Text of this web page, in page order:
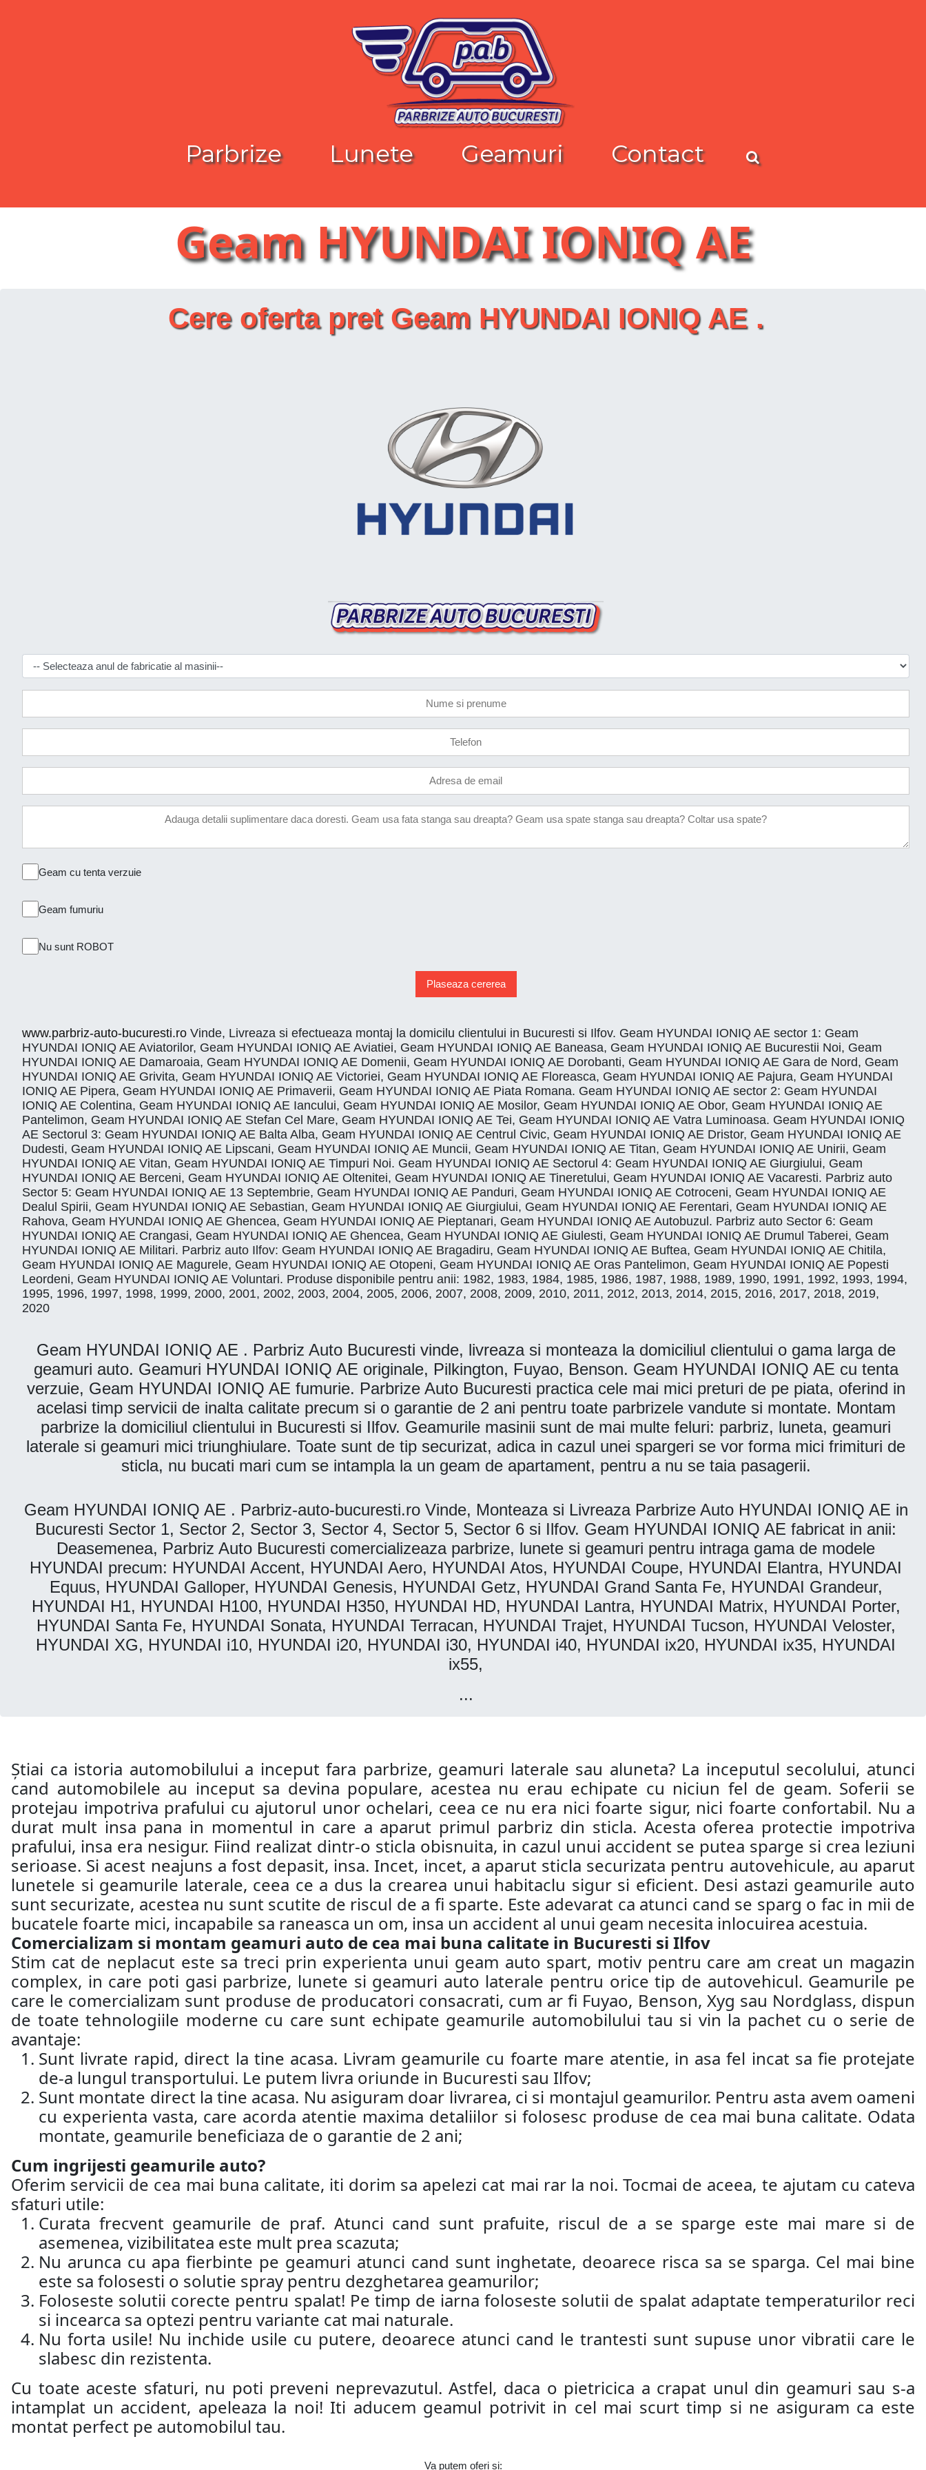
Parbrize Lunete Geamuri Contact
Geam HYUNDAI IONIQ AE
Cere oferta pret Geam HYUNDAI IONIQ AE .
Geam cu tenta verzuie
Geam fumuriu
Nu sunt ROBOT
Plaseaza cererea
www.parbriz-auto-bucuresti.ro Vinde, Livreaza si efectueaza montaj la domicilu clientului in Bucuresti si Ilfov. Geam HYUNDAI IONIQ AE sector 1: Geam
HYUNDAI IONIQ AE Aviatorilor, Geam HYUNDAI IONIQ AE Aviatiei, Geam HYUNDAI IONIQ AE Baneasa, Geam HYUNDAI IONIQ AE Bucurestii Noi, Geam
HYUNDAI IONIQ AE Damaroaia, Geam HYUNDAI IONIQ AE Domenii, Geam HYUNDAI IONIQ AE Dorobanti, Geam HYUNDAI IONIQ AE Gara de Nord, Geam
HYUNDAI IONIQ AE Grivita, Geam HYUNDAI IONIQ AE Victoriei, Geam HYUNDAI IONIQ AE Floreasca, Geam HYUNDAI IONIQ AE Pajura, Geam HYUNDAI
IONIQ AE Pipera, Geam HYUNDAI IONIQ AE Primaverii, Geam HYUNDAI IONIQ AE Piata Romana. Geam HYUNDAI IONIQ AE sector 2: Geam HYUNDAI
IONIQ AE Colentina, Geam HYUNDAI IONIQ AE Iancului, Geam HYUNDAI IONIQ AE Mosilor, Geam HYUNDAI IONIQ AE Obor, Geam HYUNDAI IONIQ AE
Pantelimon, Geam HYUNDAI IONIQ AE Stefan Cel Mare, Geam HYUNDAI IONIQ AE Tei, Geam HYUNDAI IONIQ AE Vatra Luminoasa. Geam HYUNDAI IONIQ
AE Sectorul 3: Geam HYUNDAI IONIQ AE Balta Alba, Geam HYUNDAI IONIQ AE Centrul Civic, Geam HYUNDAI IONIQ AE Dristor, Geam HYUNDAI IONIQ AE
Dudesti, Geam HYUNDAI IONIQ AE Lipscani, Geam HYUNDAI IONIQ AE Muncii, Geam HYUNDAI IONIQ AE Titan, Geam HYUNDAI IONIQ AE Unirii, Geam
HYUNDAI IONIQ AE Vitan, Geam HYUNDAI IONIQ AE Timpuri Noi. Geam HYUNDAI IONIQ AE Sectorul 4: Geam HYUNDAI IONIQ AE Giurgiului, Geam
HYUNDAI IONIQ AE Berceni, Geam HYUNDAI IONIQ AE Oltenitei, Geam HYUNDAI IONIQ AE Tineretului, Geam HYUNDAI IONIQ AE Vacaresti. Parbriz auto
Sector 5: Geam HYUNDAI IONIQ AE 13 Septembrie, Geam HYUNDAI IONIQ AE Panduri, Geam HYUNDAI IONIQ AE Cotroceni, Geam HYUNDAI IONIQ AE
Dealul Spirii, Geam HYUNDAI IONIQ AE Sebastian, Geam HYUNDAI IONIQ AE Giurgiului, Geam HYUNDAI IONIQ AE Ferentari, Geam HYUNDAI IONIQ AE
Rahova, Geam HYUNDAI IONIQ AE Ghencea, Geam HYUNDAI IONIQ AE Pieptanari, Geam HYUNDAI IONIQ AE Autobuzul. Parbriz auto Sector 6: Geam
HYUNDAI IONIQ AE Crangasi, Geam HYUNDAI IONIQ AE Ghencea, Geam HYUNDAI IONIQ AE Giulesti, Geam HYUNDAI IONIQ AE Drumul Taberei, Geam
HYUNDAI IONIQ AE Militari. Parbriz auto Ilfov: Geam HYUNDAI IONIQ AE Bragadiru, Geam HYUNDAI IONIQ AE Buftea, Geam HYUNDAI IONIQ AE Chitila,
Geam HYUNDAI IONIQ AE Magurele, Geam HYUNDAI IONIQ AE Otopeni, Geam HYUNDAI IONIQ AE Oras Pantelimon, Geam HYUNDAI IONIQ AE Popesti
Leordeni, Geam HYUNDAI IONIQ AE Voluntari. Produse disponibile pentru anii: 1982, 1983, 1984, 1985, 1986, 1987, 1988, 1989, 1990, 1991, 1992, 1993, 1994,
1995, 1996, 1997, 1998, 1999, 2000, 2001, 2002, 2003, 2004, 2005, 2006, 2007, 2008, 2009, 2010, 2011, 2012, 2013, 2014, 2015, 2016, 2017, 2018, 2019,
2020
Geam HYUNDAI IONIQ AE . Parbriz Auto Bucuresti vinde, livreaza si monteaza la domiciliul clientului o gama larga de
geamuri auto. Geamuri HYUNDAI IONIQ AE originale, Pilkington, Fuyao, Benson. Geam HYUNDAI IONIQ AE cu tenta
verzuie, Geam HYUNDAI IONIQ AE fumurie. Parbrize Auto Bucuresti practica cele mai mici preturi de pe piata, oferind in
acelasi timp servicii de inalta calitate precum si o garantie de 2 ani pentru toate parbrizele vandute si montate. Montam
parbrize la domiciliul clientului in Bucuresti si Ilfov. Geamurile masinii sunt de mai multe feluri: parbriz, luneta, geamuri
laterale si geamuri mici triunghiulare. Toate sunt de tip securizat, adica in cazul unei spargeri se vor forma mici frimituri de
sticla, nu bucati mari cum se intampla la un geam de apartament, pentru a nu se taia pasagerii.
Geam HYUNDAI IONIQ AE . Parbriz-auto-bucuresti.ro Vinde, Monteaza si Livreaza Parbrize Auto HYUNDAI IONIQ AE in
Bucuresti Sector 1, Sector 2, Sector 3, Sector 4, Sector 5, Sector 6 si Ilfov. Geam HYUNDAI IONIQ AE fabricat in anii:
Deasemenea, Parbriz Auto Bucuresti comercializeaza parbrize, lunete si geamuri pentru intraga gama de modele
HYUNDAI precum: HYUNDAI Accent, HYUNDAI Aero, HYUNDAI Atos, HYUNDAI Coupe, HYUNDAI Elantra, HYUNDAI
Equus, HYUNDAI Galloper, HYUNDAI Genesis, HYUNDAI Getz, HYUNDAI Grand Santa Fe, HYUNDAI Grandeur,
HYUNDAI H1, HYUNDAI H100, HYUNDAI H350, HYUNDAI HD, HYUNDAI Lantra, HYUNDAI Matrix, HYUNDAI Porter,
HYUNDAI Santa Fe, HYUNDAI Sonata, HYUNDAI Terracan, HYUNDAI Trajet, HYUNDAI Tucson, HYUNDAI Veloster,
HYUNDAI XG, HYUNDAI i10, HYUNDAI i20, HYUNDAI i30, HYUNDAI i40, HYUNDAI ix20, HYUNDAI ix35, HYUNDAI
ix55,
...
Știai ca istoria automobilului a inceput fara parbrize, geamuri laterale sau aluneta? La inceputul secolului, atunci
cand automobilele au inceput sa devina populare, acestea nu erau echipate cu niciun fel de geam. Soferii se
protejau impotriva prafului cu ajutorul unor ochelari, ceea ce nu era nici foarte sigur, nici foarte confortabil. Nu a
durat mult insa pana in momentul in care a aparut primul parbriz din sticla. Acesta oferea protectie impotriva
prafului, insa era nesigur. Fiind realizat dintr-o sticla obisnuita, in cazul unui accident se putea sparge si crea leziuni
serioase. Si acest neajuns a fost depasit, insa. Incet, incet, a aparut sticla securizata pentru autovehicule, au aparut
lunetele si geamurile laterale, ceea ce a dus la crearea unui habitaclu sigur si eficient. Desi astazi geamurile auto
sunt securizate, acestea nu sunt scutite de riscul de a fi sparte. Este adevarat ca atunci cand se sparg o fac in mii de
bucatele foarte mici, incapabile sa raneasca un om, insa un accident al unui geam necesita inlocuirea acestuia.
Comercializam si montam geamuri auto de cea mai buna calitate in Bucuresti si Ilfov
Stim cat de neplacut este sa treci prin experienta unui geam auto spart, motiv pentru care am creat un magazin
complex, in care poti gasi parbrize, lunete si geamuri auto laterale pentru orice tip de autovehicul. Geamurile pe
care le comercializam sunt produse de producatori consacrati, cum ar fi Fuyao, Benson, Xyg sau Nordglass, dispun
de toate tehnologiile moderne cu care sunt echipate geamurile automobilului tau si vin la pachet cu o serie de
avantaje:
Sunt livrate rapid, direct la tine acasa. Livram geamurile cu foarte mare atentie, in asa fel incat sa fie protejate
de-a lungul transportului. Le putem livra oriunde in Bucuresti sau Ilfov;
Sunt montate direct la tine acasa. Nu asiguram doar livrarea, ci si montajul geamurilor. Pentru asta avem oameni
cu experienta vasta, care acorda atentie maxima detaliilor si folosesc produse de cea mai buna calitate. Odata
montate, geamurile beneficiaza de o garantie de 2 ani;
Cum ingrijesti geamurile auto?
Oferim servicii de cea mai buna calitate, iti dorim sa apelezi cat mai rar la noi. Tocmai de aceea, te ajutam cu cateva
sfaturi utile:
Curata frecvent geamurile de praf. Atunci cand sunt prafuite, riscul de a se sparge este mai mare si de
asemenea, vizibilitatea este mult prea scazuta;
Nu arunca cu apa fierbinte pe geamuri atunci cand sunt inghetate, deoarece risca sa se sparga. Cel mai bine
este sa folosesti o solutie spray pentru dezghetarea geamurilor;
Foloseste solutii corecte pentru spalat! Pe timp de iarna foloseste solutii de spalat adaptate temperaturilor reci
si incearca sa optezi pentru variante cat mai naturale.
Nu forta usile! Nu inchide usile cu putere, deoarece atunci cand le trantesti sunt supuse unor vibratii care le
slabesc din rezistenta.
Cu toate aceste sfaturi, nu poti preveni neprevazutul. Astfel, daca o pietricica a crapat unul din geamuri sau s-a
intamplat un accident, apeleaza la noi! Iti aducem geamul potrivit in cel mai scurt timp si ne asiguram ca este
montat perfect pe automobilul tau.
Va putem oferi si: